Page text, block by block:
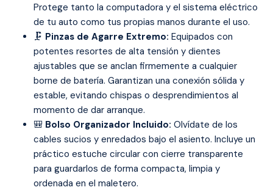
Protege tanto la computadora y el sistema eléctrico
de tu auto como tus propias manos durante el uso.
🗜️ Pinzas de Agarre Extremo: Equipados con
potentes resortes de alta tensión y dientes
ajustables que se anclan firmemente a cualquier
borne de batería. Garantizan una conexión sólida y
estable, evitando chispas o desprendimientos al
momento de dar arranque.
🎒 Bolso Organizador Incluido: Olvídate de los
cables sucios y enredados bajo el asiento. Incluye un
práctico estuche circular con cierre transparente
para guardarlos de forma compacta, limpia y
ordenada en el maletero.